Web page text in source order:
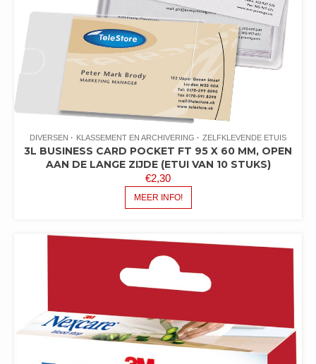
DIVERSEN KLASSEMENT EN ARCHIVERING ZELFKLEVENDE ETUIS
3L BUSINESS CARD POCKET FT 95 X 60 MM, OPEN
AAN DE LANGE ZIJDE (ETUI VAN 10 STUKS)
€2,30
MEER INFO!